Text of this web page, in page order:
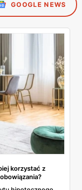
GOOGLE NEWS
korzystać z